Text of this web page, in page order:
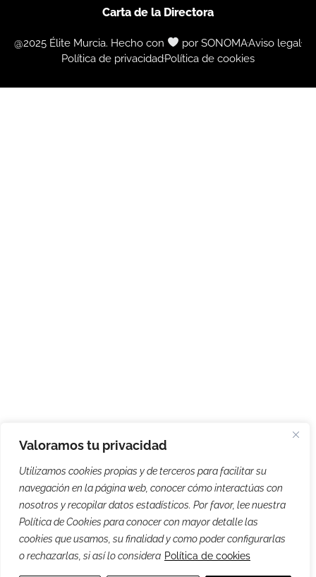
Valoramos tu privacidad
Utilizamos cookies propias y de terceros para facilitar su
navegación en la página web, conocer cómo interactúas con
nosotros y recopilar datos estadísticos. Por favor, lee nuestra
Política de Cookies para conocer con mayor detalle las
cookies que usamos, su finalidad y como poder configurarlas
o rechazarlas, si así lo considera Política de cookies
Carta de la Directora
@2025 Élite Murcia. Hecho con por SONOMAAviso legal
Política de privacidadPolítica de cookies